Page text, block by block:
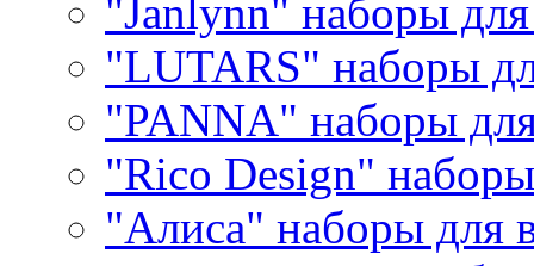
"Janlynn" наборы
"LUTARS" наборы
"PANNA" наборы
"Rico Design"
"Алиса" наборы для